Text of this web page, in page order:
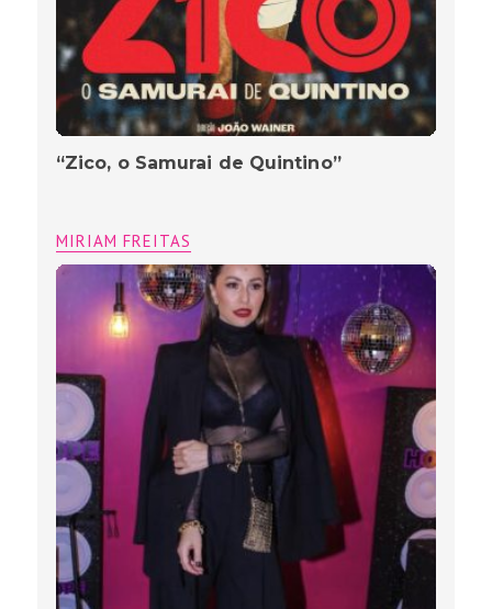
“Zico, o Samurai de Quintino”
MIRIAM FREITAS